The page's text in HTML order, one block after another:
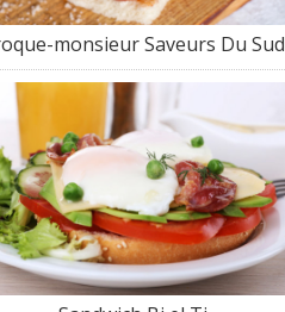
monsieur Saveurs Du Sud